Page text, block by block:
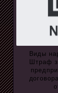
Виды
Штраф